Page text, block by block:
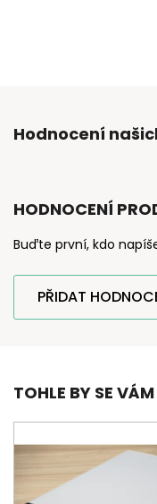
Hodnocení
HODNOCENÍ
Buďte první, kdo
PŘIDAT
TOHLE BY SE